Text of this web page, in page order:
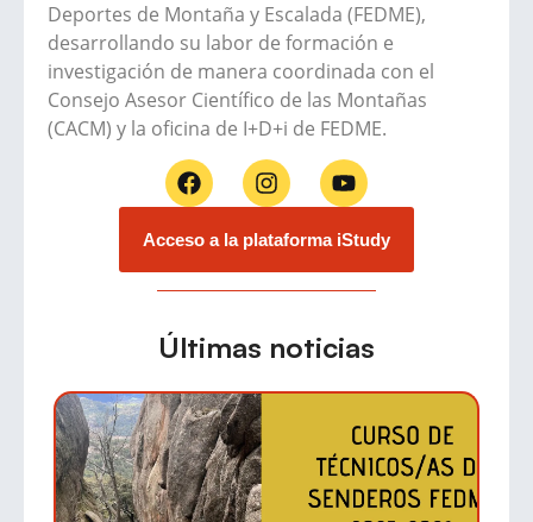
Deportes de Montaña y Escalada (FEDME),
desarrollando su labor de formación e
investigación de manera coordinada con el
Consejo Asesor Científico de las Montañas
(CACM) y la oficina de I+D+i de FEDME.
Acceso a la plataforma iStudy
Últimas noticias